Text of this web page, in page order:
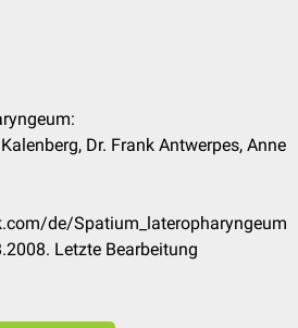
Dr. Frank Antwerpes, Anne
de/Spatium_lateropharyngeum
Letzte Bearbeitung